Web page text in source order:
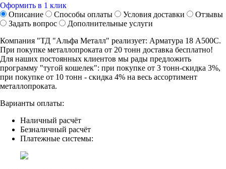
Оформить в 1 клик
Описание
Способы оплаты Условия доставки
Отзывы
Задать вопрос
Дополнительные услуги
Компания "ТД "Альфа Металл" реализует: Арматура 18 А500С.
При покупке металлопроката от 20 тонн доставка бесплатно!
Для наших постоянных клиентов мы рады предложить
программу "тугой кошелек": при покупке от 3 тонн-скидка 3%,
при покупке от 10 тонн - скидка 4% на весь ассортимент
металлопроката.
Варианты оплаты:
Наличный расчёт
Безналичный расчёт
Платежные системы: